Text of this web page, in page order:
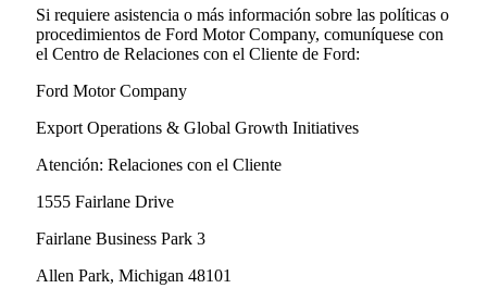
Si requiere asistencia o más información sobre las políticas o
procedimientos de Ford Motor Company, comuníquese con
el Centro de Relaciones con el Cliente de Ford:
Ford Motor Company
Export Operations & Global Growth Initiatives
Atención: Relaciones con el Cliente
1555 Fairlane Drive
Fairlane Business Park 3
Allen Park, Michigan 48101